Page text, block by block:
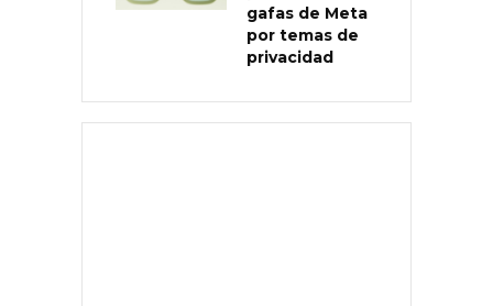
gafas de Meta
por temas de
privacidad